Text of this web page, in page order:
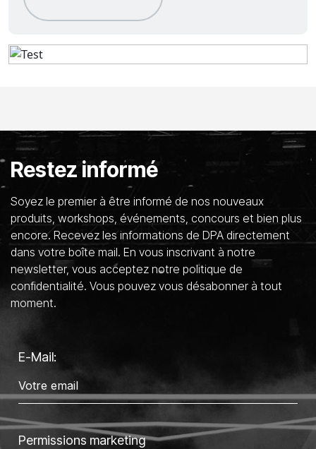
Restez informé
Soyez le premier à être informé de nos nouveaux
produits, workshops, événements, concours et bien plus
encore. Recevez les informations de DPA directement
dans votre boîte mail. En vous inscrivant à notre
newsletter, vous acceptez notre politique de
confidentialité. Vous pouvez vous désabonner à tout
moment.
E-Mail:
Permissions marketing